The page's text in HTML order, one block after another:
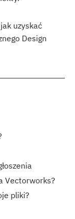
uzyskać
Design
Vectorworks?
pliki?